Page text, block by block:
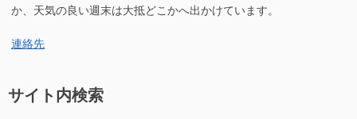
効
か、天気の良い週末は大抵どこかへ出かけています。
連絡先
サイト内検索